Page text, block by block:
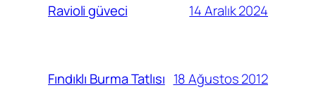
Ravioli güveci 14 Aralık 2024
Fındıklı Burma Tatlısı 18 Ağustos 2012